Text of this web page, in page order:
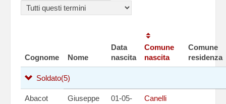
Cognome Nome
Data
nascita
Comune
nascita
Comune
residenza
Soldato(5)
Abacot Giuseppe
01-05-
Canelli